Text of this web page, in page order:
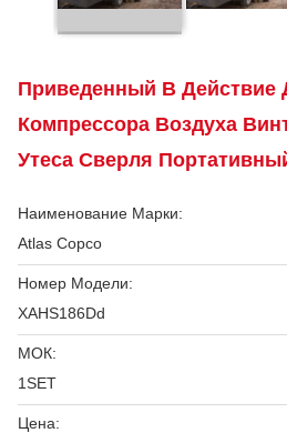
Приведенный В Действие
Компрессора Воздуха
Утеса Сверля
Наименование Марки:
Atlas Copco
Номер Модели:
XAHS186Dd
МОК:
1SET
Цена: